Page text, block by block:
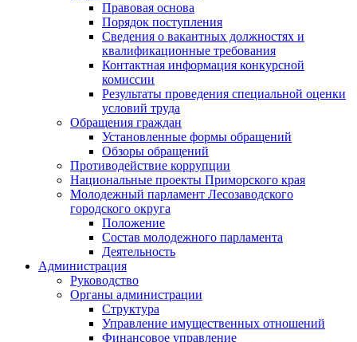
Правовая основа
Порядок поступления
Сведения о вакантных должностях и
квалификационные требования
Контактная информация конкурсной
комиссии
Результаты проведения специальной оценки
условий труда
Обращения граждан
Установленные формы обращений
Обзоры обращений
Противодействие коррупции
Национальные проекты Приморского края
Молодежный парламент Лесозаводского
городского округа
Положение
Состав молодежного парламента
Деятельность
Администрация
Руководство
Органы администрации
Структура
Управление имущественных отношений
Финансовое управление